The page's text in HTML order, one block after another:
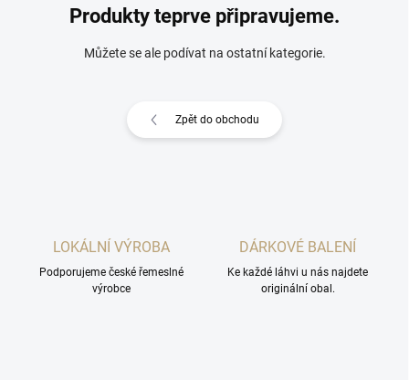
Produkty teprve připravujeme.
Můžete se ale podívat na ostatní kategorie.
Zpět do obchodu
LOKÁLNÍ VÝROBA
Podporujeme české řemeslné
výrobce
DÁRKOVÉ BALENÍ
Ke každé láhvi u nás najdete
originální obal.